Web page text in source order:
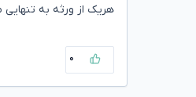
هریک از ورثه به
۰